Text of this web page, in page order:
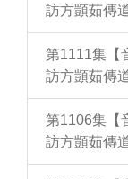
訪方顗茹傳
第1111集【
訪方顗茹傳
第1106集【
訪方顗茹傳